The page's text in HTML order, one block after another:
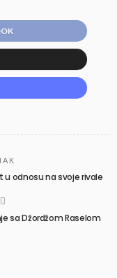
u odnosu na svoje rivale
sa Džordžom Raselom